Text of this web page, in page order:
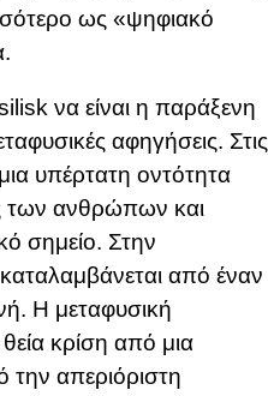
ως «ψηφιακό
να είναι η παράξενη
αφηγήσεις. Στις
υπέρτατη οντότητα
των ανθρώπων και
σημείο. Στην
από έναν
Η μεταφυσική
κρίση από μια
την απεριόριστη